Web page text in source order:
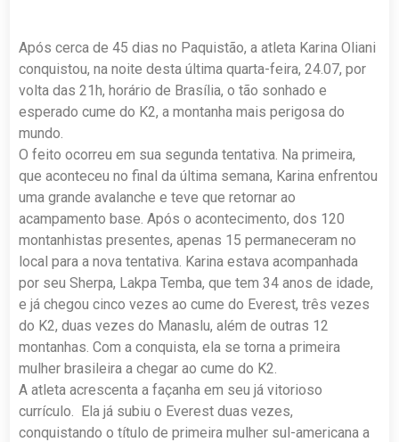
Após cerca de 45 dias no Paquistão, a atleta Karina Oliani
conquistou, na noite desta última quarta-feira, 24.07, por
volta das 21h, horário de Brasília, o tão sonhado e
esperado cume do K2, a montanha mais perigosa do
mundo.
O feito ocorreu em sua segunda tentativa. Na primeira,
que aconteceu no final da última semana, Karina enfrentou
uma grande avalanche e teve que retornar ao
acampamento base. Após o acontecimento, dos 120
montanhistas presentes, apenas 15 permaneceram no
local para a nova tentativa. Karina estava acompanhada
por seu Sherpa, Lakpa Temba, que tem 34 anos de idade,
e já chegou cinco vezes ao cume do Everest, três vezes
do K2, duas vezes do Manaslu, além de outras 12
montanhas. Com a conquista, ela se torna a primeira
mulher brasileira a chegar ao cume do K2.
A atleta acrescenta a façanha em seu já vitorioso
currículo. Ela já subiu o Everest duas vezes,
conquistando o título de primeira mulher sul-americana a